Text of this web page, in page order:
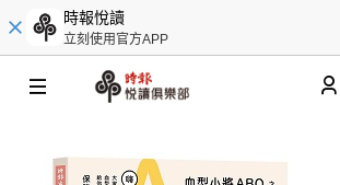
時報悅讀
立刻使用官方APP